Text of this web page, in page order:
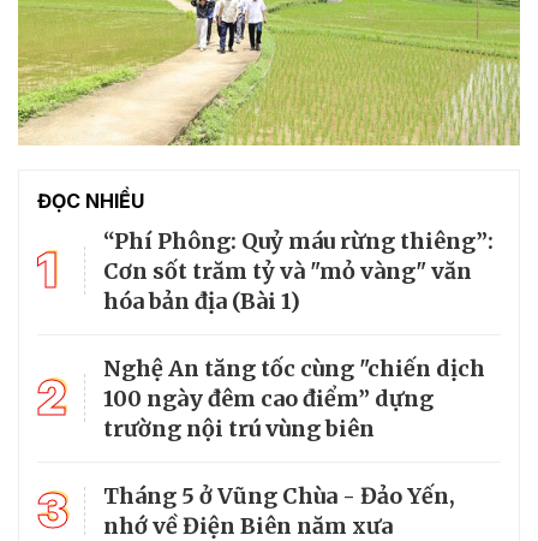
ĐỌC NHIỀU
1
“Phí Phông: Quỷ máu rừng thiêng”:
Cơn sốt trăm tỷ và "mỏ vàng" văn
hóa bản địa (Bài 1)
2
Nghệ An tăng tốc cùng "chiến dịch
100 ngày đêm cao điểm” dựng
trường nội trú vùng biên
3
Tháng 5 ở Vũng Chùa - Đảo Yến,
nhớ về Điện Biên năm xưa